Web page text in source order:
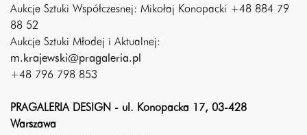
Aukcje Sztuki Współczesnej: Mikołaj Konopacki +48 884 79
88 52
Aukcje Sztuki Młodej i Aktualnej:
m.krajewski@pragaleria.pl
+48 796 798 853
PRAGALERIA DESIGN - ul. Konopacka 17, 03-428
Warszawa